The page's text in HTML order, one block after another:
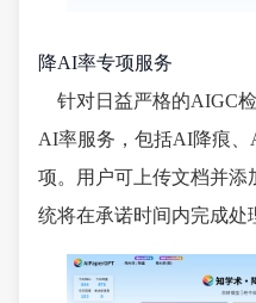
降AI率专项服务
针对日益严格的AIGC
AI率服务，包括AI降痕
项。用户可上传文档并添
统将在承诺时间内完成处